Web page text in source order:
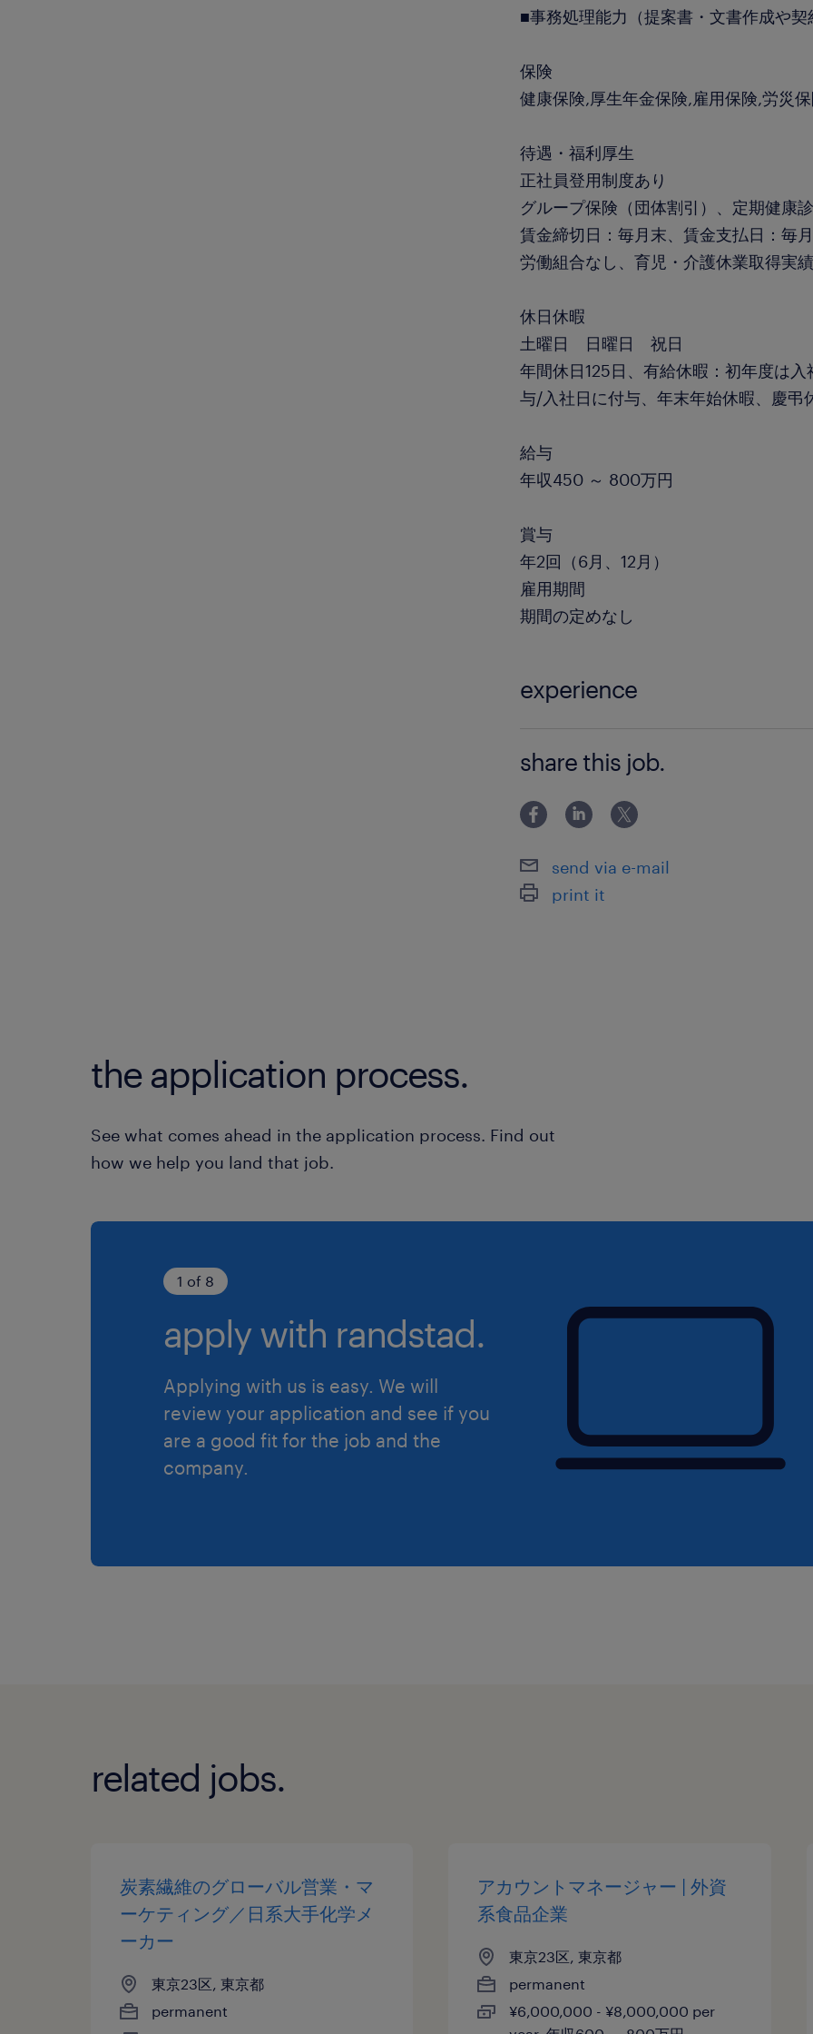
■事務処理能力（提案書・文書作成や
保険
健康保険,厚生年金保険,雇用保険,労災
待遇・福利厚生
正社員登用制度あり
グループ保険（団体割引）、定期健康
賃金締切日：毎月末、賃金支払日：毎
労働組合なし、育児・介護休業取得実
休日休暇
土曜日 日曜日 祝日
年間休日125日、有給休暇：初年度は
与/入社日に付与、年末年始休暇、慶弔
給与
年収450 ～ 800万円
賞与
年2回（6月、12月）
雇用期間
期間の定めなし
experience
経験）が３年以上 ■地方自治体に対して
ル業務の営業経験（または技術経験）
治体に対してのＩＴ、情報システム系ビ
share this job.
send via e-mail
print it
the application process.
See what comes ahead in the application process. Find out
how we help you land that job.
1 of 8
apply with randstad.
Applying with us is easy. We will
review your application and see if you
are a good fit for the job and the
company.
related jobs.
炭素繊維のグローバル営業・マ
ーケティング／日系大手化学メ
ーカー
東京23区, 東京都
permanent
アカウントマネージャー | 外資
系食品企業
東京23区, 東京都
permanent
¥6,000,000 - ¥8,000,000 per